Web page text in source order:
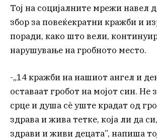
Тој на социјалните мрежи навел
збор за повеќекратни кражби и
поради, како што вели,
нарушување на гробното место.
-„14 кражби на нашиот ангел и
оставаат гробот на мојот син. Не
срце и душа сè уште крадат од
здрава и жива тетке, која ли да
здрави и живи децата”, напиша